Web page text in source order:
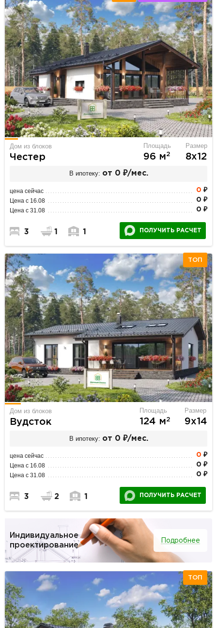
Дом из блоков
Честер
Площадь
96 м2
Размер
8х12
В ипотеку: от 0 ₽/мес.
цена сейчас 0 ₽
Цена с 16.08 0 ₽
Цена с 31.08 0 ₽
3 1 1 ПОЛУЧИТЬ РАСЧЕТ
ТОП
Дом из блоков
Вудсток
Площадь
124 м2
Размер
9х14
В ипотеку: от 0 ₽/мес.
цена сейчас 0 ₽
Цена с 16.08 0 ₽
Цена с 31.08 0 ₽
3 2 1 ПОЛУЧИТЬ РАСЧЕТ
Индивидуальное
проектирование
Подробнее
ТОП